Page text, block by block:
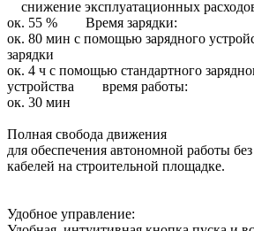
снижение эксплуатационных
ок. 55 % Время зарядки:
ок. 80 мин с помощью зарядного
зарядки
ок. 4 ч с помощью стандартного
устройства время работы:
ок. 30 мин
Полная свобода движения
для обеспечения автономной работы
кабелей на строительной площадке.
Удобное управление: